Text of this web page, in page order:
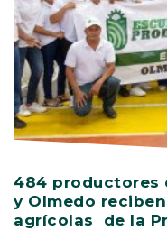
484 productores
y Olmedo
agrícolas de la